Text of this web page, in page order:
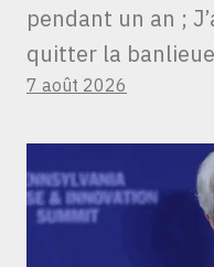
pendant un an ;
quitter la banlieue
7 août 2026